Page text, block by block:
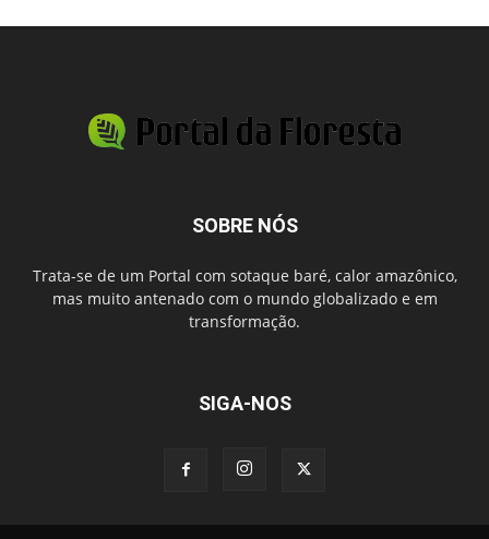
SOBRE NÓS
Trata-se de um Portal com sotaque baré, calor amazônico,
mas muito antenado com o mundo globalizado e em
transformação.
SIGA-NOS